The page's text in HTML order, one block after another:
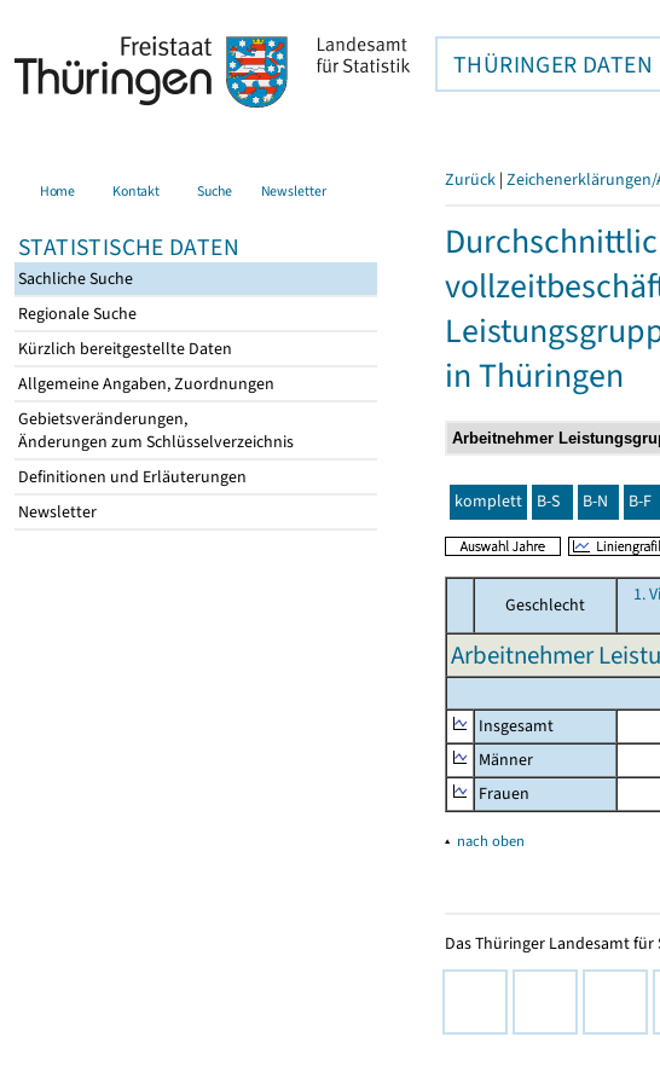
THÜRINGER DATEN
Home Kontakt Suche Newsletter
STATISTISCHE DATEN
Sachliche Suche
Regionale Suche
Kürzlich bereitgestellte Daten
Allgemeine Angaben, Zuordnungen
Gebietsveränderungen,
Änderungen zum Schlüsselverzeichnis
Definitionen und Erläuterungen
Newsletter
Zurück |
in Thüringen
komplett B-S B-N B-F
Geschlecht
1.
Arbeitnehmer
Insgesamt
Männer
Frauen
▴ nach oben
Das Thüringer Landesamt